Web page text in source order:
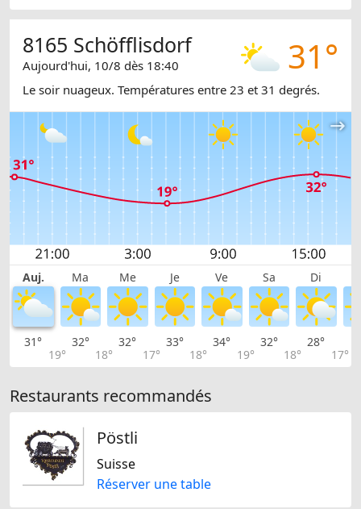
31°
8165 Schöfflisdorf
Aujourd'hui, 10/8 dès 18:40
Le soir nuageux. Températures entre 23 et 31 degrés.
Auj. Ma Me Je Ve Sa Di
31°
19°
32°
18°
32°
17°
33°
18°
34°
19°
32°
18°
28°
17°
Restaurants recommandés
Pöstli
Suisse
Réserver une table